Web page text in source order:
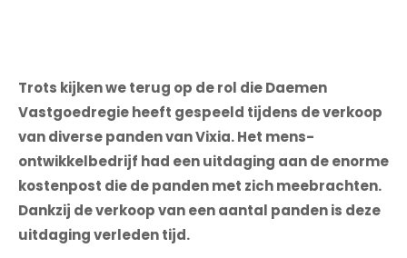
Trots kijken we terug op de rol die Daemen
Vastgoedregie heeft gespeeld tijdens de verkoop
van diverse panden van Vixia. Het mens-
ontwikkelbedrijf had een uitdaging aan de enorme
kostenpost die de panden met zich meebrachten.
Dankzij de verkoop van een aantal panden is deze
uitdaging verleden tijd.